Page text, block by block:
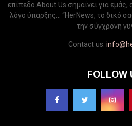
επίπεδο.About Us σημαίνει για
λόγο ύπαρξης... “HerNews, το δικό
την σύγχρονη
Contact us:
FOLLOW